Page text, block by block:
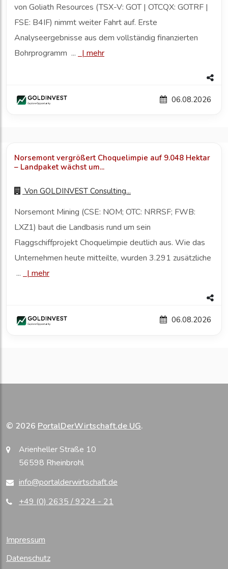
von Goliath Resources (TSX-V: GOT | OTCQX: GOTRF |
FSE: B4IF) nimmt weiter Fahrt auf. Erste
Analyseergebnisse aus dem vollständig finanzierten
Bohrprogramm ...
| mehr
06.08.2026
Norsemont vergrößert Choquelimpie auf 9.048 Hektar
– Landpaket wächst um...
Von GOLDINVEST Consulting...
Norsemont Mining (CSE: NOM; OTC: NRRSF; FWB:
LXZ1) baut die Landbasis rund um sein
Flaggschiffprojekt Choquelimpie deutlich aus. Wie das
Unternehmen heute mitteilte, wurden 3.291 zusätzliche
... |mehr
06.08.2026
© 2026 PortalDerWirtschaft.de UG.
Arienheller Straße 10
56598 Rheinbrohl
info@portalderwirtschaft.de
+49 (0) 2635 / 9224 - 21
Impressum
Datenschutz